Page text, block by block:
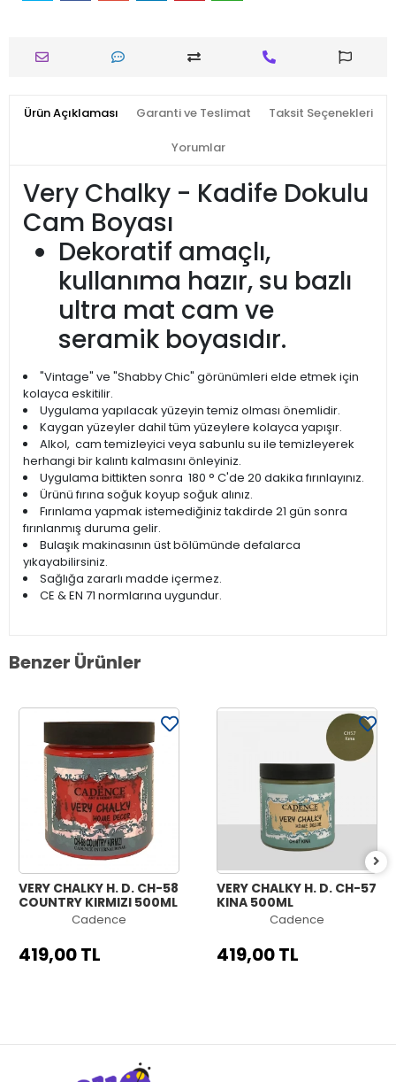
Ürün Açıklaması Garanti ve Teslimat Taksit Seçenekleri
Yorumlar
Very Chalky - Kadife Dokulu
Cam Boyası
Dekoratif amaçlı,
kullanıma hazır, su bazlı
ultra mat cam ve
seramik boyasıdır.
"Vintage" ve "Shabby Chic" görünümleri elde etmek için
kolayca eskitilir.
Uygulama yapılacak yüzeyin temiz olması önemlidir.
Kaygan yüzeyler dahil tüm yüzeylere kolayca yapışır.
Alkol, cam temizleyici veya sabunlu su ile temizleyerek
herhangi bir kalıntı kalmasını önleyiniz.
Uygulama bittikten sonra 180 ° C'de 20 dakika fırınlayınız.
Ürünü fırına soğuk koyup soğuk alınız.
Fırınlama yapmak istemediğiniz takdirde 21 gün sonra
fırınlanmış duruma gelir.
Bulaşık makinasının üst bölümünde defalarca
yıkayabilirsiniz.
Sağlığa zararlı madde içermez.
CE & EN 71 normlarına uygundur.
Benzer Ürünler
VERY CHALKY H. D. CH-58
COUNTRY KIRMIZI 500ML
Cadence
419,00 TL
VERY CHALKY H. D. CH-57
KINA 500ML
Cadence
419,00 TL